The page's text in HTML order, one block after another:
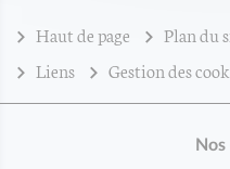
Haut de page Plan du
Liens
Gestion des